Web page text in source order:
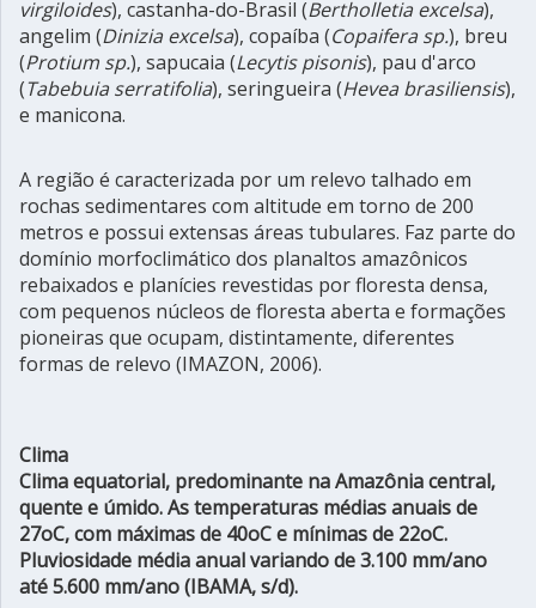
virgiloides), castanha-do-Brasil (Bertholletia excelsa),
angelim (Dinizia excelsa), copaíba (Copaifera sp.), breu
(Protium sp.), sapucaia (Lecytis pisonis), pau d'arco
(Tabebuia serratifolia), seringueira (Hevea brasiliensis),
e manicona.
A região é caracterizada por um relevo talhado em
rochas sedimentares com altitude em torno de 200
metros e possui extensas áreas tubulares. Faz parte do
domínio morfoclimático dos planaltos amazônicos
rebaixados e planícies revestidas por floresta densa,
com pequenos núcleos de floresta aberta e formações
pioneiras que ocupam, distintamente, diferentes
formas de relevo (IMAZON, 2006).
Clima
Clima equatorial, predominante na Amazônia central,
quente e úmido. As temperaturas médias anuais de
27oC, com máximas de 40oC e mínimas de 22oC.
Pluviosidade média anual variando de 3.100 mm/ano
até 5.600 mm/ano (IBAMA, s/d).